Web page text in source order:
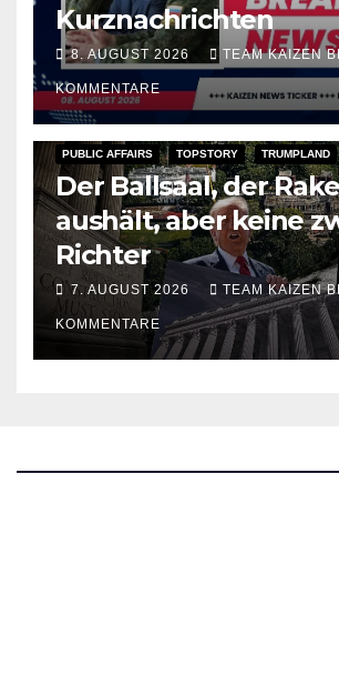
Kurznachrichten
8. AUGUST 2026 TEAM KAIZEN
KOMMENTARE
PUBLIC AFFAIRS TOPSTORY TRUMPLAND
Der Ballsaal, der
aushält, aber keine
Richter
7. AUGUST 2026 TEAM KAIZEN
KOMMENTARE